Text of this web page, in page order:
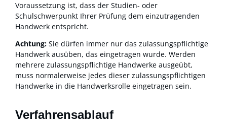
Voraussetzung ist, dass der Studien- oder
Schulschwerpunkt Ihrer Prüfung dem einzutragenden
Handwerk entspricht.
Achtung: Sie dürfen immer nur das zulassungspflichtige
Handwerk ausüben, das eingetragen wurde. Werden
mehrere zulassungspflichtige Handwerke ausgeübt,
muss normalerweise jedes dieser zulassungspflichtigen
Handwerke in die Handwerksrolle eingetragen sein.
Verfahrensablauf